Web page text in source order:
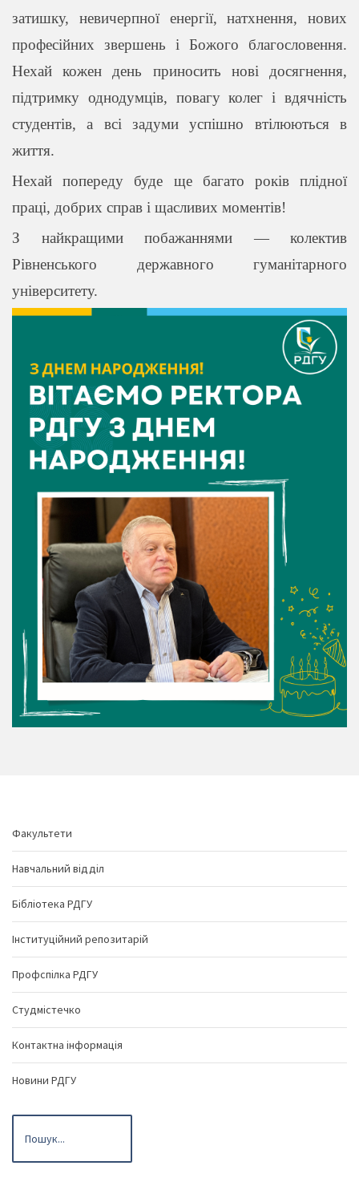
затишку, невичерпної енергії, натхнення, нових
професійних звершень і Божого благословення.
Нехай кожен день приносить нові досягнення,
підтримку однодумців, повагу колег і вдячність
студентів, а всі задуми успішно втілюються в
життя.
Нехай попереду буде ще багато років плідної
праці, добрих справ і щасливих моментів!
З найкращими побажаннями — колектив
Рівненського державного гуманітарного
університету.
Факультети
Навчальний відділ
Бібліотека РДГУ
Інституційний репозитарій
Профспілка РДГУ
Студмістечко
Контактна інформація
Новини РДГУ